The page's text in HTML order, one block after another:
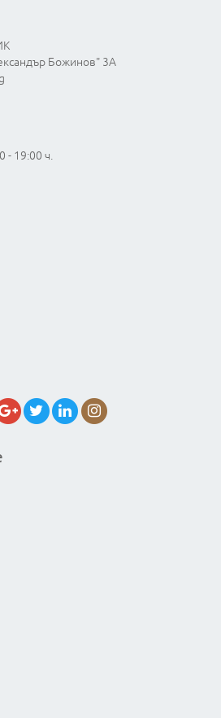
Божинов" 3А
- 19:00 ч.